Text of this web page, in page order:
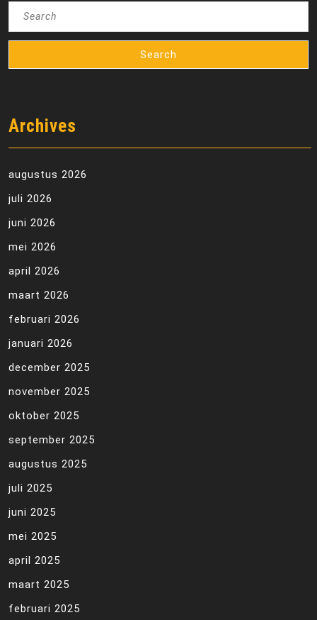
Search
Archives
augustus 2026
juli 2026
juni 2026
mei 2026
april 2026
maart 2026
februari 2026
januari 2026
december 2025
november 2025
oktober 2025
september 2025
augustus 2025
juli 2025
juni 2025
mei 2025
april 2025
maart 2025
februari 2025